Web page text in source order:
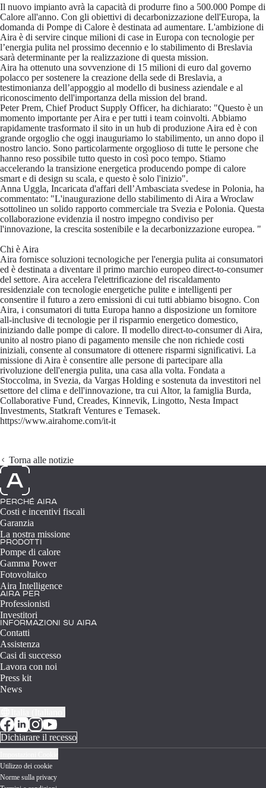
Il nuovo impianto avrà la capacità di produrre fino a 500.000 Pompe di
Calore all'anno. Con gli obiettivi di decarbonizzazione dell'Europa, la
domanda di Pompe di Calore è destinata ad aumentare. L'ambizione di
Aira è di servire cinque milioni di case in Europa con tecnologie per
l’energia pulita nel prossimo decennio e lo stabilimento di Breslavia
sarà determinante per la realizzazione di questa mission.
Aira ha ottenuto una sovvenzione di 15 milioni di euro dal governo
polacco per sostenere la creazione della sede di Breslavia, a
testimonianza dell’appoggio al modello di business aziendale e al
riconoscimento dell'importanza della mission del brand.
Peter Prem, Chief Product Supply Officer, ha dichiarato: "Questo è un
momento importante per Aira e per tutti i team coinvolti. Abbiamo
rapidamente trasformato il sito in un hub di produzione Aira ed è con
grande orgoglio che oggi inauguriamo lo stabilimento, un anno dopo il
nostro lancio. Sono particolarmente orgoglioso di tutte le persone che
hanno reso possibile tutto questo in così poco tempo. Stiamo
accelerando la transizione energetica producendo pompe di calore
smart e di design su scala, e questo è solo l'inizio".
Anna Uggla, Incaricata d'affari dell’Ambasciata svedese in Polonia, ha
commentato: "L'inaugurazione dello stabilimento di Aira a Wroclaw
sottolineo un solido rapporto commerciale tra Svezia e Polonia. Questa
collaborazione evidenzia il nostro impegno condiviso per
l'innovazione, la crescita sostenibile e la decarbonizzazione europea. "
Chi è Aira
Aira fornisce soluzioni tecnologiche per l'energia pulita ai consumatori
ed è destinata a diventare il primo marchio europeo direct-to-consumer
del settore. Aira accelera l'elettrificazione del riscaldamento
residenziale con tecnologie energetiche pulite e intelligenti per
consentire il futuro a zero emissioni di cui tutti abbiamo bisogno. Con
Aira, i consumatori di tutta Europa hanno a disposizione un fornitore
all-inclusive di tecnologie per il risparmio energetico domestico,
iniziando dalle pompe di calore. Il modello direct-to-consumer di Aira,
unito al nostro piano di pagamento mensile che non richiede costi
iniziali, consente al consumatore di ottenere risparmi significativi. La
missione di Aira è consentire alle persone di partecipare alla
rivoluzione dell'energia pulita, una casa alla volta. Fondata a
Stoccolma, in Svezia, da Vargas Holding e sostenuta da investitori nel
settore del clima e dell'innovazione, tra cui Altor, la famiglia Burda,
Collaborative Fund, Creades, Kinnevik, Lingotto, Nesta Impact
Investments, Statkraft Ventures e Temasek.
https://www.airahome.com/it-it
Torna alle notizie
PERCHÉ AIRA
Costi e incentivi fiscali
Garanzia
La nostra missione
PRODOTTI
Pompe di calore
Gamma Power
Fotovoltaico
Aira Intelligence
AIRA PER
Professionisti
Investitori
INFORMAZIONI SU AIRA
Contatti
Assistenza
Casi di successo
Lavora con noi
Press kit
News
Dichiarare il recesso
Utilizzo dei cookie
Norme sulla privacy